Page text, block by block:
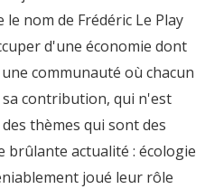
le nom de Frédéric Le Play
d'une économie dont
communauté où chacun
contribution, qui n'est
thèmes qui sont des
brûlante actualité : écologie
joué leur rôle